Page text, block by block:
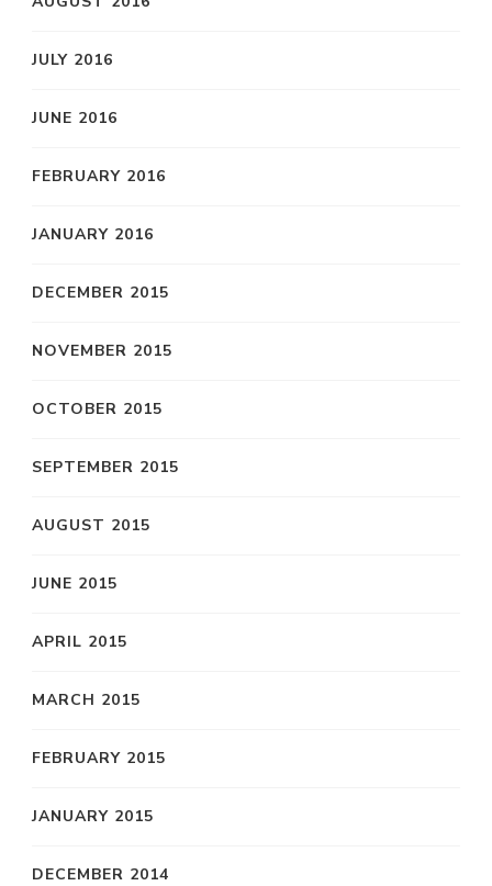
JULY 2016
JUNE 2016
FEBRUARY 2016
JANUARY 2016
DECEMBER 2015
NOVEMBER 2015
OCTOBER 2015
SEPTEMBER 2015
AUGUST 2015
JUNE 2015
APRIL 2015
MARCH 2015
FEBRUARY 2015
JANUARY 2015
DECEMBER 2014